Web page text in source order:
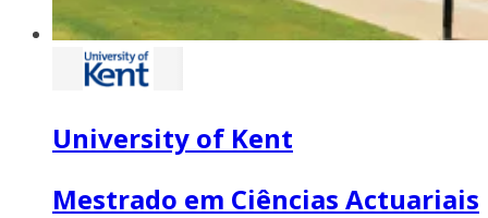
University of Kent
Mestrado em Ciências Actuariais